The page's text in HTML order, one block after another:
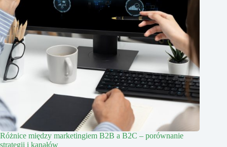
Różnice między marketingiem B2B a B2C – porównanie
strategii i kanałów